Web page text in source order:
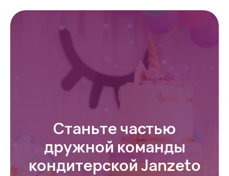
Станьте частью
дружной команды
кондитерской Janzeto